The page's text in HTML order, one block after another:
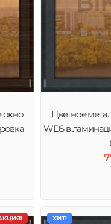
окно
Цветное
WDS в
ХИТ!